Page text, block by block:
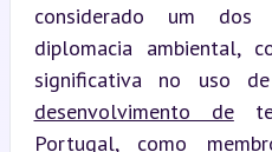
considerado um dos
diplomacia ambiental,
desenvolvimento de
Portugal, como